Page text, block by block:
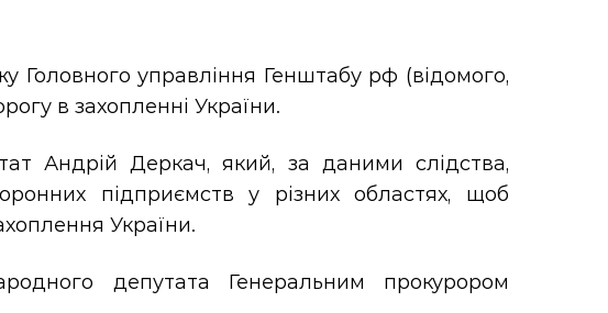
Головного управління Генштабу рф (відомого,
в захопленні України.
Андрій Деркач, який, за даними слідства,
підприємств у різних областях, щоб
України.
депутата Генеральним прокурором